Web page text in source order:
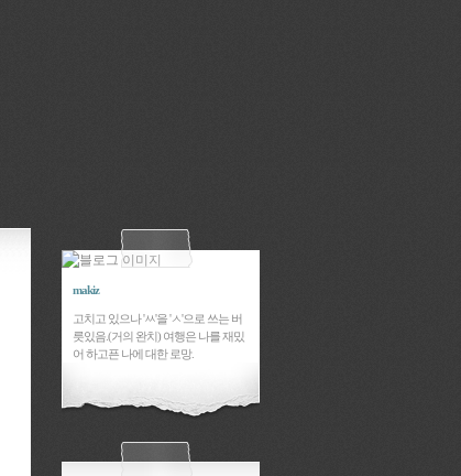
makiz
고치고 있으나 'ㅆ'을 'ㅅ'으로 쓰는 버
릇있음.(거의 완치) 여행은 나를 재밌
어 하고픈 나에 대한 로망.